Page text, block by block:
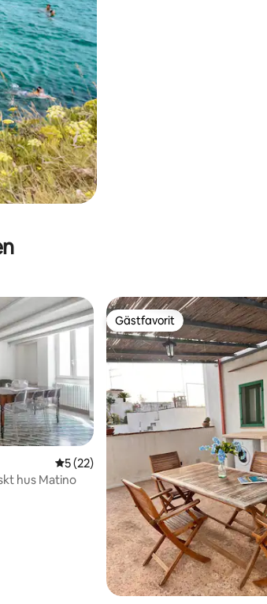
5 av 5 i genomsnittligt betyg, 22
5 (22)
hus Matino
Gästfavorit
Gästfavorit